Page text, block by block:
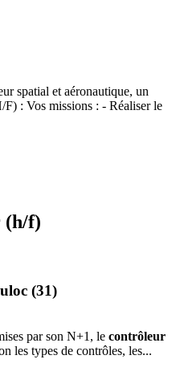
spatial et aéronautique, un
: Vos missions : - Réaliser le
(h/f)
(31)
par son N+1, le contrôleur
les types de contrôles, les...